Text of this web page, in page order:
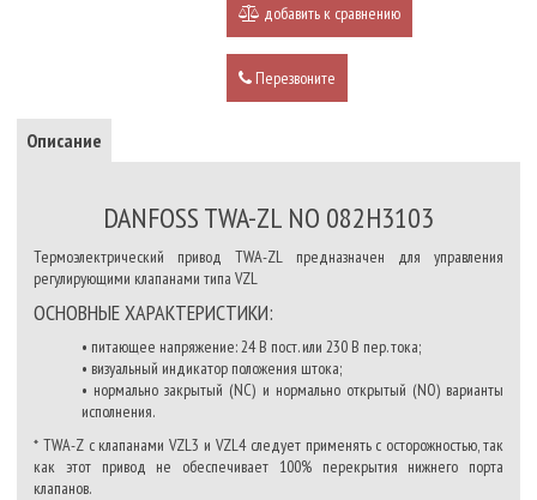
добавить к сравнению
Перезвоните
Описание
DANFOSS TWA-ZL NO 082H3103
Термоэлектрический привод TWA-ZL предназначен для управления
регулирующими клапанами типа VZL
ОСНОВНЫЕ ХАРАКТЕРИСТИКИ:
• питающее напряжение: 24 В пост. или 230 В пер. тока;
• визуальный индикатор положения штока;
• нормально закрытый (NC) и нормально открытый (NО) варианты
исполнения.
* TWA-Z с клапанами VZL3 и VZL4 следует применять с осторожностью, так
как этот привод не обеспечивает 100% перекрытия нижнего порта
клапанов.